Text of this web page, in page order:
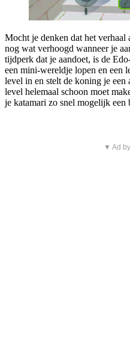
Mocht je denken dat het verhaal
nog wat verhoogd wanneer je
tijdperk dat je aandoet, is de
een mini-wereldje lopen en een
level in en stelt de koning je een
level helemaal schoon moet
je katamari zo snel mogelijk een
▼ Ad